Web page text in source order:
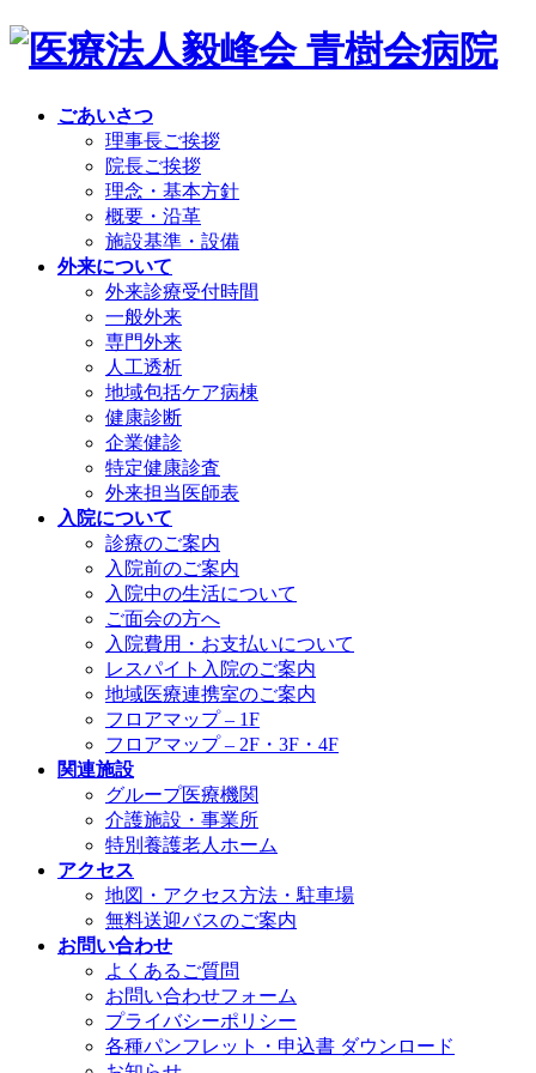
ごあいさつ
理事長ご挨拶
院長ご挨拶
理念・基本方針
概要・沿革
施設基準・設備
外来について
外来診療受付時間
一般外来
専門外来
人工透析
地域包括ケア病棟
健康診断
企業健診
特定健康診査
外来担当医師表
入院について
診療のご案内
入院前のご案内
入院中の生活について
ご面会の方へ
入院費用・お支払いについて
レスパイト入院のご案内
地域医療連携室のご案内
フロアマップ – 1F
フロアマップ – 2F・3F・4F
関連施設
グループ医療機関
介護施設・事業所
特別養護老人ホーム
アクセス
地図・アクセス方法・駐車場
無料送迎バスのご案内
お問い合わせ
よくあるご質問
お問い合わせフォーム
プライバシーポリシー
各種パンフレット・申込書 ダウンロード